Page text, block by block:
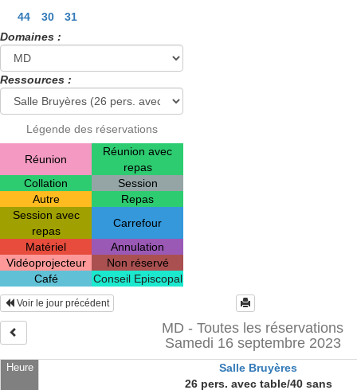
44
30
31
Domaines :
Ressources :
Légende des réservations
Réunion
Réunion avec
repas
Collation
Session
Autre
Repas
Session avec
repas
Carrefour
Matériel
Annulation
Vidéoprojecteur
Non réservé
Café
Conseil Episcopal
Heure
Salle Bruyères
26 pers. avec table/40 sans
Voir le jour précédent
MD - Toutes les réservations
Samedi 16 septembre 2023